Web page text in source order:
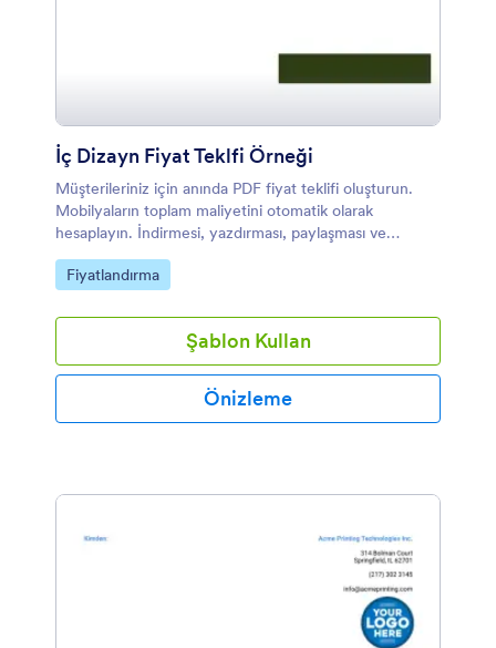
İç Dizayn Fiyat Teklfi Örneği
Müşterileriniz için anında PDF fiyat teklifi oluşturun.
Mobilyaların toplam maliyetini otomatik olarak
hesaplayın. İndirmesi, yazdırması, paylaşması ve
istediğiniz cihazdan bakması çok kolaydır.
Kategoriye git:
Fiyatlandırma
Şablon Kullan
Önizleme